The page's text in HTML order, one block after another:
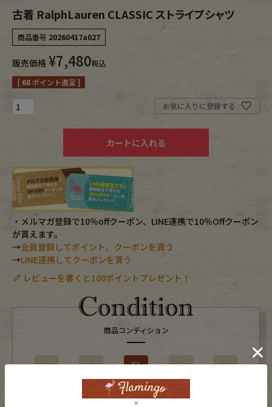
Tops Bottoms
Outer
Fafatt
小物・アクセサリーから探す
Bag
Accessory
Belt antique goods
Keyring vintage bicycle
FAFATT
古着 RalphLauren CLASSIC ストライプシャツ
商品番号 20260417a027
販売価格 ¥7,480税込
[ 68ポイント進呈 ]
お気に入りに登録する
カートに入れる
・メルマガ登録で10％offクーポン、LINE連携で10％Offクーポン
が貰えます。
→会員登録してポイント、クーポンを貰う
→LINE連携してクーポンを貰う
レビューを書くと100ポイントプレゼント！
商品コンディション
S A B C D
使用感はあるがダメージの少ない商品